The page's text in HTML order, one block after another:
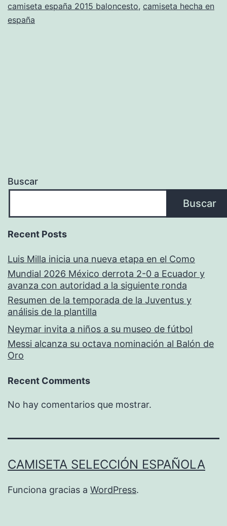
borgoa
camiseta españa 2015 baloncesto, camiseta hecha en
españa
Buscar
Buscar
Recent Posts
Luis Milla inicia una nueva etapa en el Como
Mundial 2026 México derrota 2-0 a Ecuador y
avanza con autoridad a la siguiente ronda
Resumen de la temporada de la Juventus y
análisis de la plantilla
Neymar invita a niños a su museo de fútbol
Messi alcanza su octava nominación al Balón de
Oro
Recent Comments
No hay comentarios que mostrar.
CAMISETA SELECCIÓN ESPAÑOLA
Funciona gracias a WordPress.